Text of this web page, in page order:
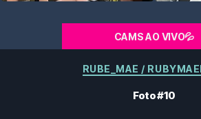
CAMS AO VIVO💦
RUBE_MAE /
Foto #10